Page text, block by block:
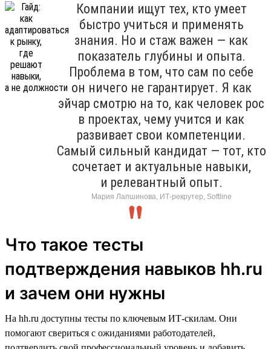
Компании ищут тех, кто умеет
быстро учиться и применять
знания. Но и стаж важен — как
показатель глубины и опыта.
Проблема в том, что сам по себе
он ничего не гарантирует. Я как
эйчар смотрю на то, как человек рос
в проектах, чему учится и как
развивает свои компетенции.
Самый сильный кандидат — тот, кто
сочетает и актуальные навыки,
и релевантный опыт.
Мария Лапшинова, ИТ-рекрутер, Softline
Что такое тесты
подтверждения навыков hh.ru
и зачем они нужны
На hh.ru доступны тесты по ключевым ИТ-скилам. Они
помогают свериться с ожиданиями работодателей,